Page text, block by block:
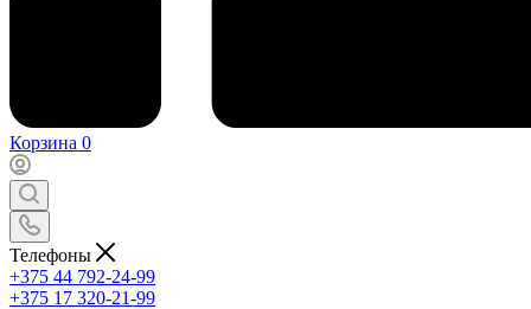
Корзина 0
Телефоны
+375 44 792-24-99
+375 17 320-21-99